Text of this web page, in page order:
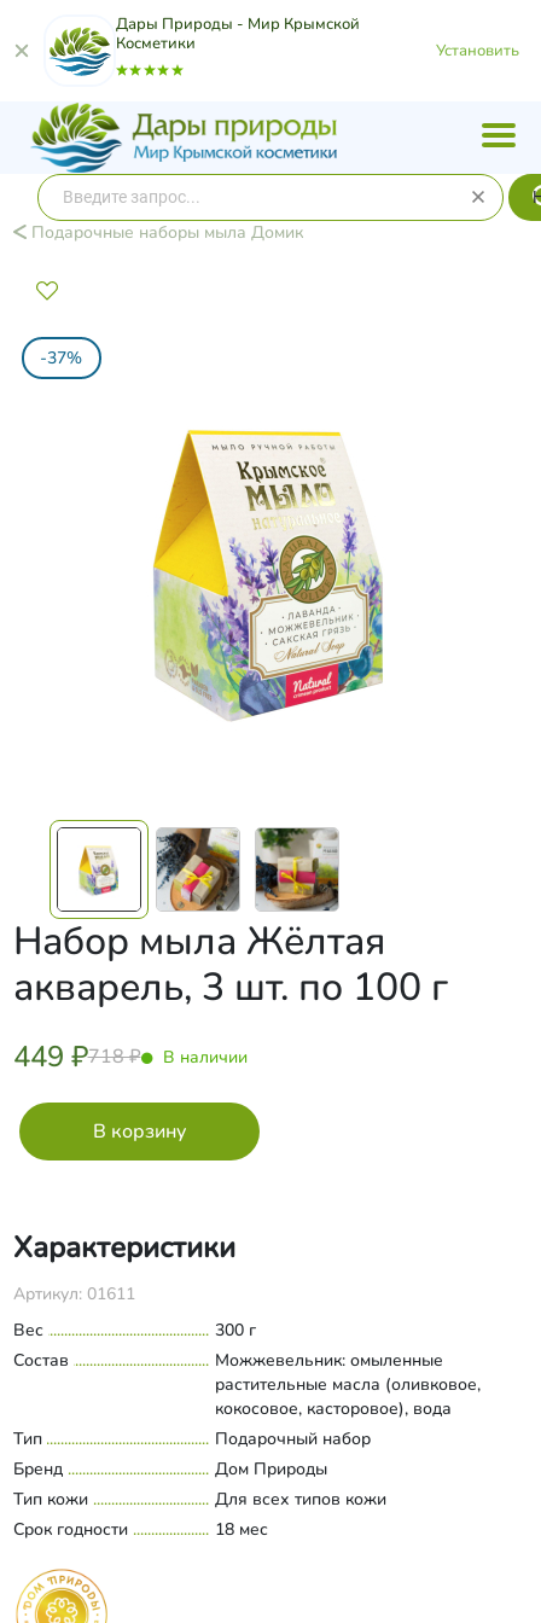
Дары Природы - Мир Крымской
Косметики
Установить
Подарочные наборы мыла Домик
-37%
Набор мыла Жёлтая
акварель, 3 шт. по 100 г
449 ₽718 ₽ В наличии
Характеристики
Артикул: 01611
Вес
300 г
Состав
Можжевельник: омыленные
растительные масла (оливковое,
кокосовое, касторовое), вода
подготовленная, облепиховое масло,
кедровое масло, экстракт хвои,
голубая глина, молотые ягоды
можжевельника, эфирные масла
можжевельника, сосны, сандала,
Развернуть состав
Тип
Подарочный набор
Бренд
Дом Природы
Тип кожи
Для всех типов кожи
Срок годности
18 мес